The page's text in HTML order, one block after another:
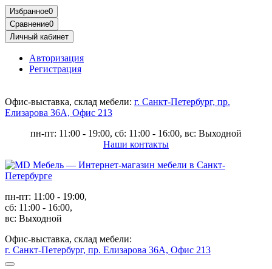
Избранное0
Сравнение0
Личный кабинет
Авторизация
Регистрация
Офис-выставка, склад мебели: г. Санкт-Петербург, пр.
Елизарова 36А, Офис 213
пн-пт: 11:00 - 19:00, сб: 11:00 - 16:00, вс: Выходной
Наши контакты
пн-пт: 11:00 - 19:00,
сб: 11:00 - 16:00,
вс: Выходной
Офис-выставка, склад мебели:
г. Санкт-Петербург, пр. Елизарова 36А, Офис 213